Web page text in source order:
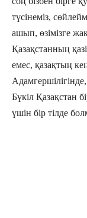
түсінеміз,
ашып, өзімізге
Қазақстанның
емес, қазақтың
Бүкіл Қазақстан
үшін бір тілде